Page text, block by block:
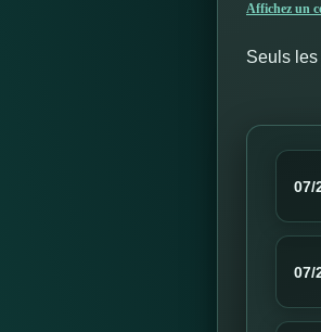
Affichez un
Seuls
07/
07/